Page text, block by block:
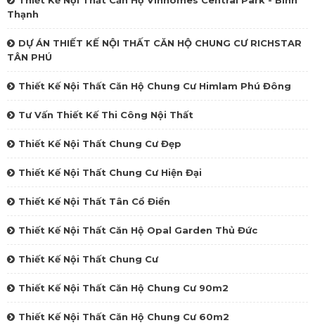
Thạnh
DỰ ÁN THIẾT KẾ NỘI THẤT CĂN HỘ CHUNG CƯ RICHSTAR
TÂN PHÚ
Thiết Kế Nội Thất Căn Hộ Chung Cư Himlam Phú Đông
Tư Vấn Thiết Kế Thi Công Nội Thất
Thiết Kế Nội Thất Chung Cư Đẹp
Thiết Kế Nội Thất Chung Cư Hiện Đại
Thiết Kế Nội Thất Tân Cổ Điển
Thiết Kế Nội Thất Căn Hộ Opal Garden Thủ Đức
Thiết Kế Nội Thất Chung Cư
Thiết Kế Nội Thất Căn Hộ Chung Cư 90m2
Thiết Kế Nội Thất Căn Hộ Chung Cư 60m2